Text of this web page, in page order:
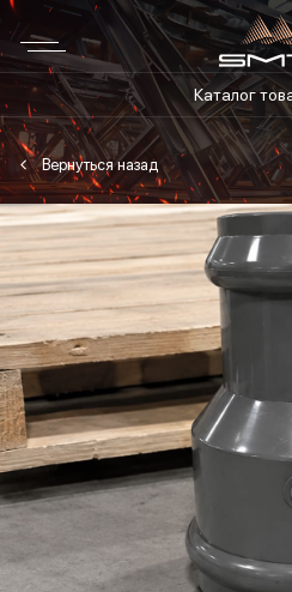
Каталог